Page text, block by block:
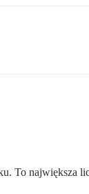
To największa